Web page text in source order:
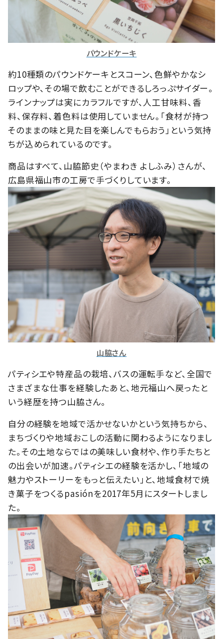
パウンドケーキ
約10種類のパウンドケーキとスコーン、色鮮やかなシ
ロップや、その場で飲むことができるしろっぷサイダー。
ラインナップは実にカラフルですが、人工甘味料、香
料、保存料、着色料は使用していません。「食材が持つ
そのままの味と見た目を楽しんでもらおう」という気持
ちが込められているのです。
商品はすべて、山脇節史（やまわき よしふみ）さんが、
広島県福山市の工房で手づくりしています。
山脇さん
パティシエや特産品の栽培、バスの運転手など、全国で
さまざまな仕事を経験したあと、地元福山へ戻ったと
いう経歴を持つ山脇さん。
自分の経験を地域で活かせないかという気持ちから、
まちづくりや地域おこしの活動に関わるようになりまし
た。その土地ならではの美味しい食材や、作り手たちと
の出会いが加速。パティシエの経験を活かし、「地域の
魅力やストーリーをもっと伝えたい」と、地域食材で焼
き菓子をつくるpasiónを2017年5月にスタートしまし
た。